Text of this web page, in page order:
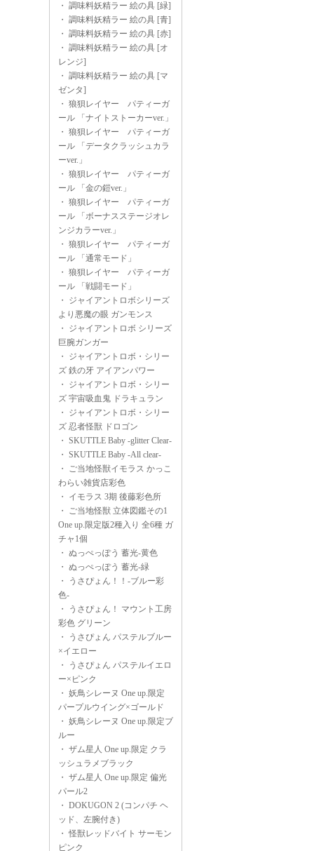
・ 調味料妖精ラー 絵の具 [緑]
・ 調味料妖精ラー 絵の具 [青]
・ 調味料妖精ラー 絵の具 [赤]
・ 調味料妖精ラー 絵の具 [オ
レンジ]
・ 調味料妖精ラー 絵の具 [マ
ゼンタ]
・ 狼狽レイヤー パティーガ
ール 「ナイトストーカーver.」
・ 狼狽レイヤー パティーガ
ール 「データクラッシュカラ
ーver.」
・ 狼狽レイヤー パティーガ
ール 「金の鎧ver.」
・ 狼狽レイヤー パティーガ
ール 「ボーナスステージオレ
ンジカラーver.」
・ 狼狽レイヤー パティーガ
ール 「通常モード」
・ 狼狽レイヤー パティーガ
ール 「戦闘モード」
・ ジャイアントロボシリーズ
より悪魔の眼 ガンモンス
・ ジャイアントロボ シリーズ
巨腕ガンガー
・ ジャイアントロボ・シリー
ズ 鉄の牙 アイアンパワー
・ ジャイアントロボ・シリー
ズ 宇宙吸血鬼 ドラキュラン
・ ジャイアントロボ・シリー
ズ 忍者怪獣 ドロゴン
・ SKUTTLE Baby -glitter Clear-
・ SKUTTLE Baby -All clear-
・ ご当地怪獣イモラス かっこ
わらい雑貨店彩色
・ イモラス 3期 後藤彩色所
・ ご当地怪獣 立体図鑑その1
One up.限定版2種入り 全6種 ガ
チャ1個
・ ぬっぺっぽう 蓄光-黄色
・ ぬっぺっぽう 蓄光-緑
・
うさぴょん！！-ブルー彩
色-
・
うさぴょん！ マウント工房
彩色 グリーン
・
うさぴょん パステルブルー
×イエロー
・
うさぴょん パステルイエロ
ー×ピンク
・ 妖鳥シレーヌ One up.限定
パープルウイング×ゴールド
・ 妖鳥シレーヌ One up.限定ブ
ルー
・ ザム星人 One up.限定 クラ
ッシュラメブラック
・ ザム星人 One up.限定 偏光
パール2
・ DOKUGON 2 (コンパチ ヘ
ッド、左腕付き)
・怪獣レッドバイト サーモン
ピンク